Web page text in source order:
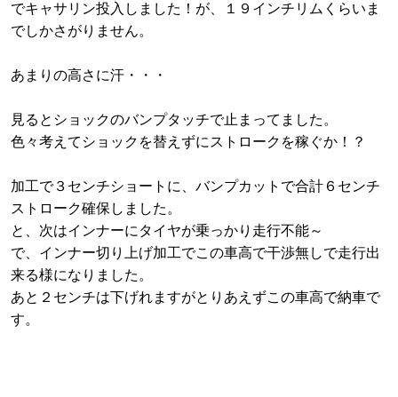
でキャサリン投入しました！が、１９インチリムくらいま
でしかさがりません。
あまりの高さに汗・・・
見るとショックのバンプタッチで止まってました。
色々考えてショックを替えずにストロークを稼ぐか！？
加工で３センチショートに、バンプカットで合計６センチ
ストローク確保しました。
と、次はインナーにタイヤが乗っかり走行不能～
で、インナー切り上げ加工でこの車高で干渉無しで走行出
来る様になりました。
あと２センチは下げれますがとりあえずこの車高で納車で
す。